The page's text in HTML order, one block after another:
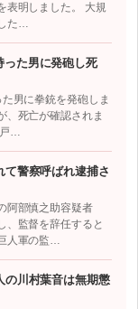
表明しました。 大規
た…
った男に発砲し死
男に拳銃を発砲しま
、死亡が確認されま
戸…
警察呼ばれ逮捕さ
阿部慎之助容疑者
、監督を辞任すると
人軍の監…
川村葉音は無期懲